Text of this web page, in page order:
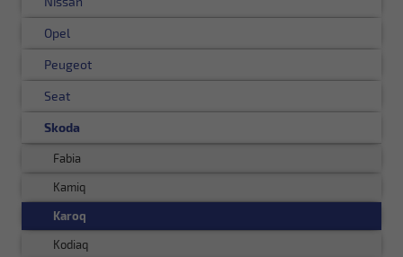
Opel
Peugeot
Seat
Skoda
Fabia
Kamiq
Karoq
Kodiaq